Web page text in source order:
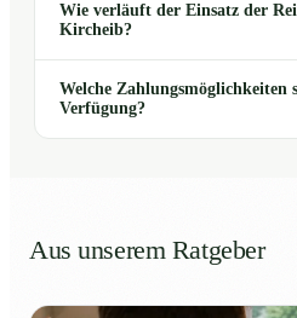
Wie verläuft der Einsatz der
Kircheib?
Welche Zahlungsmöglichkeiten
Verfügung?
Aus unserem Ratgeber